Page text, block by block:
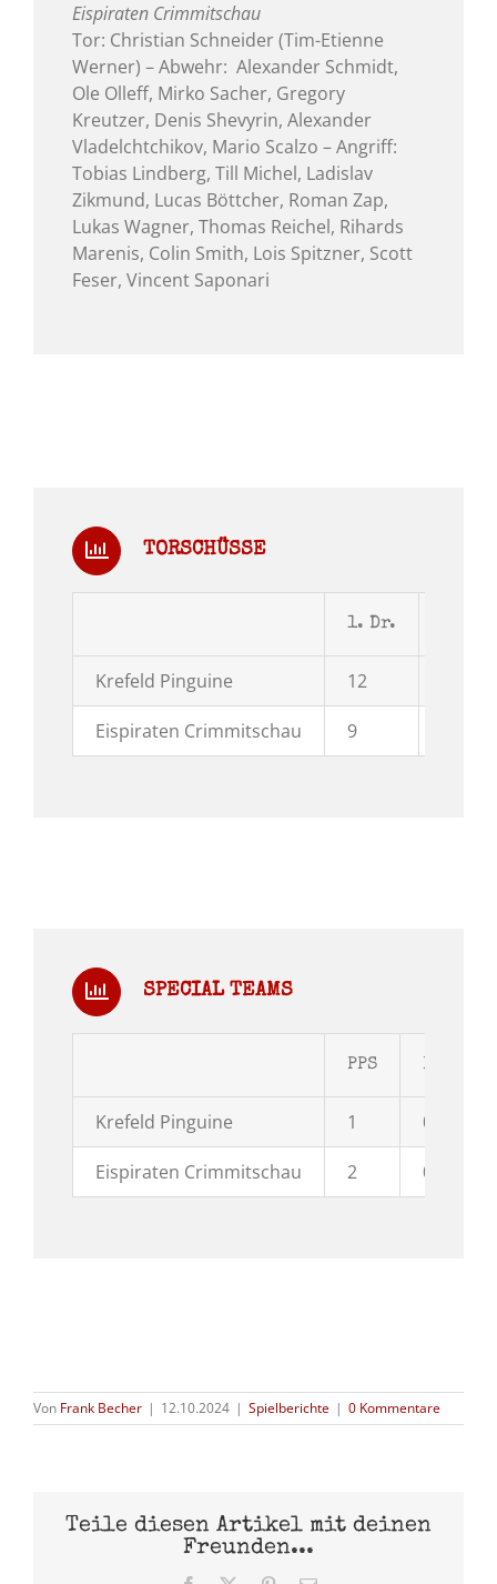
Eispiraten Crimmitschau
Tor: Christian Schneider (Tim-Etienne
Werner) – Abwehr: Alexander Schmidt,
Ole Olleff, Mirko Sacher, Gregory
Kreutzer, Denis Shevyrin, Alexander
Vladelchtchikov, Mario Scalzo – Angriff:
Tobias Lindberg, Till Michel, Ladislav
Zikmund, Lucas Böttcher, Roman Zap,
Lukas Wagner, Thomas Reichel, Rihards
Marenis, Colin Smith, Lois Spitzner, Scott
Feser, Vincent Saponari
TORSCHÜSSE
1. Dr.
Krefeld Pinguine 12
Eispiraten Crimmitschau 9
SPECIAL TEAMS
PPS PPG
Krefeld Pinguine 1 0
Eispiraten Crimmitschau 2 0
Von Frank Becher | 12.10.2024 | Spielberichte | 0 Kommentare
Teile diesen Artikel mit deinen
Freunden...